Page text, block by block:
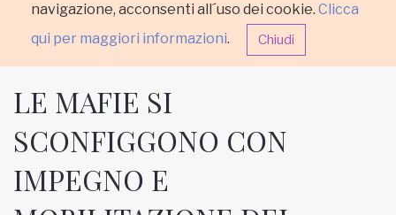
navigazione, acconsenti all´uso dei cookie. Clicca
qui per maggiori informazioni. Chiudi
HOME
LE MAFIE SI
SCONFIGGONO CON
IMPEGNO E